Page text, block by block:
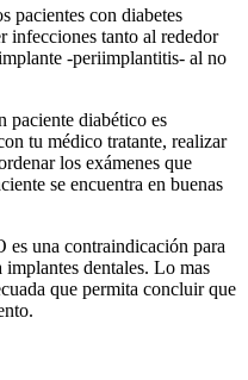
pacientes con diabetes
infecciones tanto al rededor
-periimplantitis- al no
paciente diabético es
tu médico tratante, realizar
los exámenes que
se encuentra en buenas
es una contraindicación para
dentales. Lo mas
que permita concluir que